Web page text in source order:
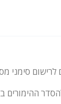
לרישום סימני
נ´ המועצה להסדר